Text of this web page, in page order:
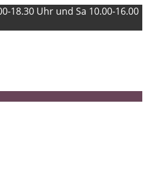
18.30 Uhr und Sa 10.00-16.00